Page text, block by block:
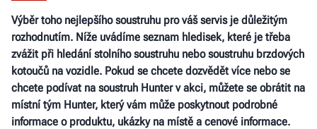
Výběr toho nejlepšího soustruhu pro váš servis je důležitým
rozhodnutím. Níže uvádíme seznam hledisek, které je třeba
zvážit při hledání stolního soustruhu nebo soustruhu brzdových
kotoučů na vozidle. Pokud se chcete dozvědět více nebo se
chcete podívat na soustruh Hunter v akci, můžete se obrátit na
místní tým Hunter, který vám může poskytnout podrobné
informace o produktu, ukázky na místě a cenové informace.